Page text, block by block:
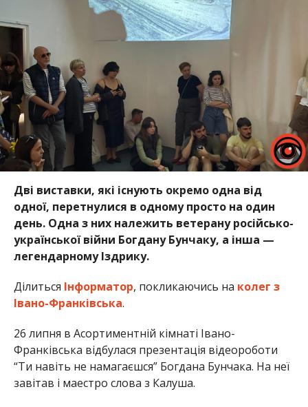
Дві виставки, які існують окремо одна від
одної, перетнулися в одному просто на один
день. Одна з них належить ветерану російсько-
української війни Богдану Бунчаку, а інша —
легендарному Іздрику.
Ділиться Інформатор, покликаючись на колег з
Івано-Франківська.
26 липня в Асортиментній кімнаті Івано-
Франківська відбулася презентація відеороботи
“Ти навіть не намагаєшся” Богдана Бунчака. На неї
завітав і маестро слова з Калуша.